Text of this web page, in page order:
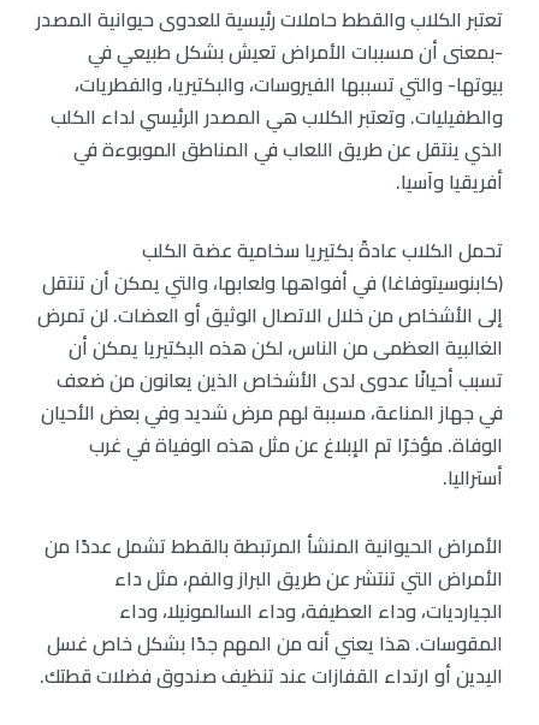
تعتبر الكلاب والقطط حاملات رئيسية للعدوى حيوانية المصدر
-بمعنى أن مسببات الأمراض تعيش بشكل طبيعي في
بيوتها- والتي تسببها الفيروسات، والبكتيريا، والفطريات،
والطفيليات. وتعتبر الكلاب هي المصدر الرئيسي لداء الكلب
الذي ينتقل عن طريق اللعاب في المناطق الموبوءة في
أفريقيا وآسيا.
تحمل الكلاب عادةً بكتيريا سخامية عضة الكلب
(كابنوسيتوفاغا) في أفواهها ولعابها، والتي يمكن أن تنتقل
إلى الأشخاص من خلال الاتصال الوثيق أو العضات. لن تمرض
الغالبية العظمى من الناس، لكن هذه البكتيريا يمكن أن
تسبب أحيانًا عدوى لدى الأشخاص الذين يعانون من ضعف
في جهاز المناعة، مسببة لهم مرض شديد وفي بعض الأحيان
الوفاة. مؤخرًا تم الإبلاغ عن مثل هذه الوفياة في غرب
أستراليا.
الأمراض الحيوانية المنشأ المرتبطة بالقطط تشمل عددًا من
الأمراض التي تنتشر عن طريق البراز والفم، مثل داء
الجيارديات، وداء العطيفة، وداء السالمونيلا، وداء
المقوسات. هذا يعني أنه من المهم جدًا بشكل خاص غسل
اليدين أو ارتداء القفازات عند تنظيف صندوق فضلات قطتك.